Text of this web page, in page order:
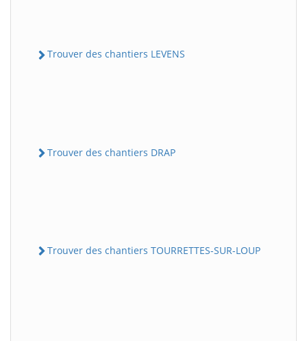
Trouver des chantiers LEVENS
Trouver des chantiers DRAP
Trouver des chantiers TOURRETTES-SUR-LOUP